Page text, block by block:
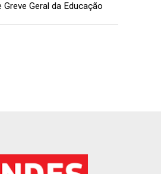
Geral da Educação